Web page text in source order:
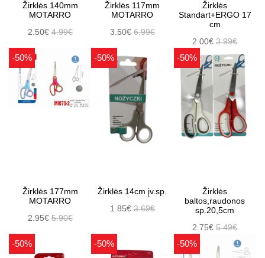
Žirklės 140mm
MOTARRO
2.50€4.99€
Žirklės 117mm
MOTARRO
3.50€ 6.99€
Žirklės
Standart+ERGO 17
cm
2.00€3.99€
-50%
Žirklės 177mm
MOTARRO
2.95€5.90€
-50%
Žirklės 14cm įv.sp.
1.85€ 3.69€
-50%
Žirklės
baltos,raudonos
sp.20,5cm
2.75€5.49€
-50% -50% -50%